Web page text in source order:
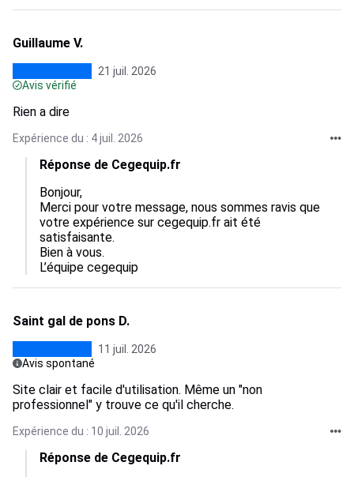
Guillaume V.
21 juil. 2026
Avis vérifié
Rien a dire
Expérience du : 4 juil. 2026
Réponse de Cegequip.fr
Bonjour,
Merci pour votre message, nous sommes ravis que
votre expérience sur cegequip.fr ait été
satisfaisante.
Bien à vous.
L’équipe cegequip
Saint gal de pons D.
11 juil. 2026
Avis spontané
Site clair et facile d'utilisation. Même un "non
professionnel" y trouve ce qu'il cherche.
Expérience du : 10 juil. 2026
Réponse de Cegequip.fr